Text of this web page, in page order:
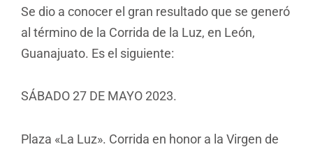
Se dio a conocer el gran resultado que se generó
al término de la Corrida de la Luz, en León,
Guanajuato. Es el siguiente:
SÁBADO 27 DE MAYO 2023.
Plaza «La Luz». Corrida en honor a la Virgen de